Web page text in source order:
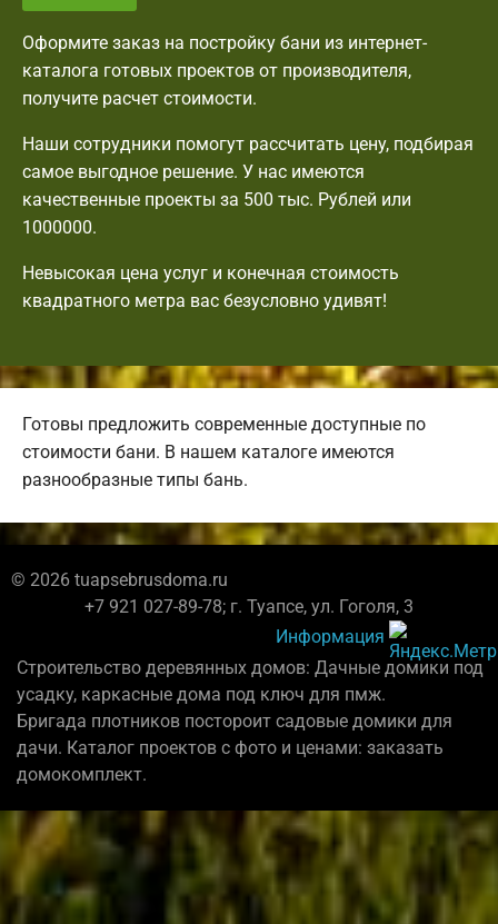
Оформите заказ на постройку бани из интернет-
каталога готовых проектов от производителя,
получите расчет стоимости.
Наши сотрудники помогут рассчитать цену, подбирая
самое выгодное решение. У нас имеются
качественные проекты за 500 тыс. Рублей или
1000000.
Невысокая цена услуг и конечная стоимость
квадратного метра вас безусловно удивят!
Готовы предложить современные доступные по
стоимости бани. В нашем каталоге имеются
разнообразные типы бань.
© 2026 tuapsebrusdoma.ru
+7 921 027-89-78; г. Туапсе, ул. Гоголя, 3
Информация
Строительство деревянных домов: Дачные домики под
усадку, каркасные дома под ключ для пмж.
Бригада плотников постороит садовые домики для
дачи. Каталог проектов с фото и ценами: заказать
домокомплект.